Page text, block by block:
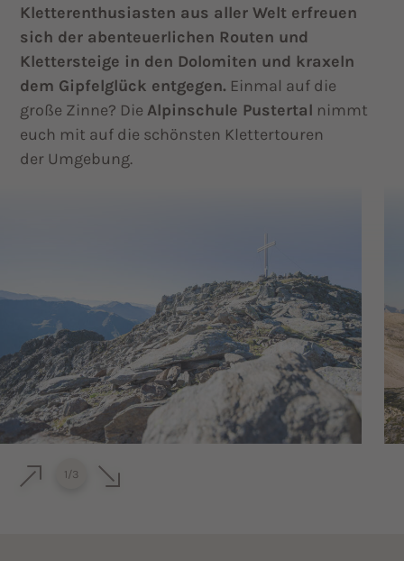
Kletterenthusiasten aus aller Welt erfreuen
sich der abenteuerlichen Routen und
Klettersteige in den Dolomiten und kraxeln
dem Gipfelglück entgegen. Einmal auf die
große Zinne? DieAlpinschule Pustertal nimmt
euch mit auf die schönsten Klettertouren
der Umgebung.
1 /3